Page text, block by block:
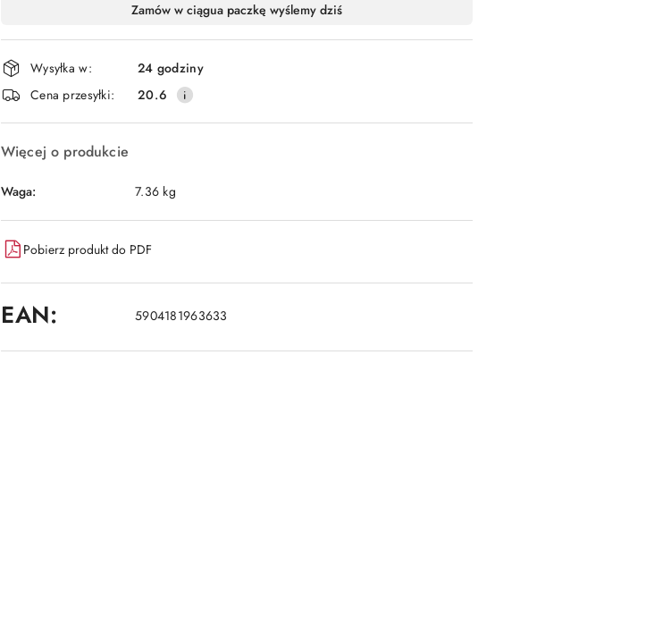
i
dostawa
Zamów w ciągua paczkę wyślemy dziś
Wysyłka w:
24 godziny
Cena przesyłki:
20.6
Więcej o produkcie
Waga: 7.36 kg
Pobierz produkt do PDF
EAN: 5904181963633